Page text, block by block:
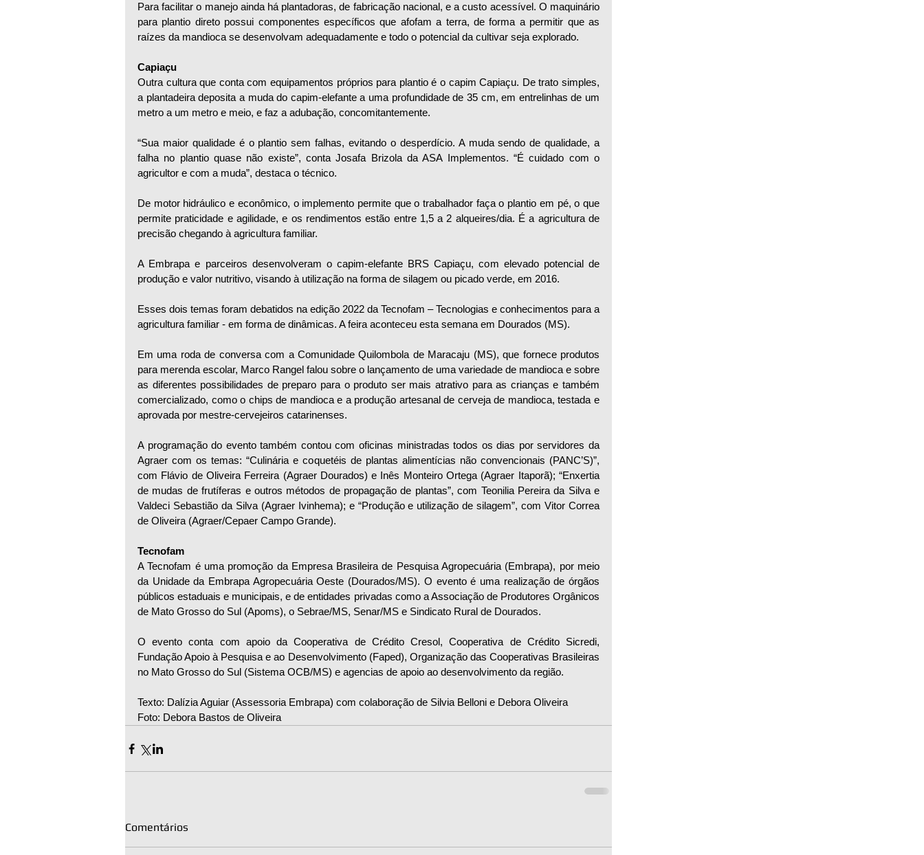
Para facilitar o manejo ainda há plantadoras, de fabricação nacional, e a custo acessível. O maquinário
para plantio direto possui componentes específicos que afofam a terra, de forma a permitir que as
raízes da mandioca se desenvolvam adequadamente e todo o potencial da cultivar seja explorado.
Capiaçu
Outra cultura que conta com equipamentos próprios para plantio é o capim Capiaçu. De trato simples,
a plantadeira deposita a muda do capim-elefante a uma profundidade de 35 cm, em entrelinhas de um
metro a um metro e meio, e faz a adubação, concomitantemente.
“Sua maior qualidade é o plantio sem falhas, evitando o desperdício. A muda sendo de qualidade, a
falha no plantio quase não existe”, conta Josafa Brizola da ASA Implementos. “É cuidado com o
agricultor e com a muda”, destaca o técnico.
De motor hidráulico e econômico, o implemento permite que o trabalhador faça o plantio em pé, o que
permite praticidade e agilidade, e os rendimentos estão entre 1,5 a 2 alqueires/dia. É a agricultura de
precisão chegando à agricultura familiar.
A Embrapa e parceiros desenvolveram o capim-elefante BRS Capiaçu, com elevado potencial de
produção e valor nutritivo, visando à utilização na forma de silagem ou picado verde, em 2016.
Esses dois temas foram debatidos na edição 2022 da Tecnofam – Tecnologias e conhecimentos para a
agricultura familiar - em forma de dinâmicas. A feira aconteceu esta semana em Dourados (MS).
Em uma roda de conversa com a Comunidade Quilombola de Maracaju (MS), que fornece produtos
para merenda escolar, Marco Rangel falou sobre o lançamento de uma variedade de mandioca e sobre
as diferentes possibilidades de preparo para o produto ser mais atrativo para as crianças e também
comercializado, como o chips de mandioca e a produção artesanal de cerveja de mandioca, testada e
aprovada por mestre-cervejeiros catarinenses.
A programação do evento também contou com oficinas ministradas todos os dias por servidores da
Agraer com os temas: “Culinária e coquetéis de plantas alimentícias não convencionais (PANC’S)”,
com Flávio de Oliveira Ferreira (Agraer Dourados) e Inês Monteiro Ortega (Agraer Itaporã); “Enxertia
de mudas de frutíferas e outros métodos de propagação de plantas”, com Teonilia Pereira da Silva e
Valdeci Sebastião da Silva (Agraer Ivinhema); e “Produção e utilização de silagem”, com Vitor Correa
de Oliveira (Agraer/Cepaer Campo Grande).
Tecnofam
A Tecnofam é uma promoção da Empresa Brasileira de Pesquisa Agropecuária (Embrapa), por meio
da Unidade da Embrapa Agropecuária Oeste (Dourados/MS). O evento é uma realização de órgãos
públicos estaduais e municipais, e de entidades privadas como a Associação de Produtores Orgânicos
de Mato Grosso do Sul (Apoms), o Sebrae/MS, Senar/MS e Sindicato Rural de Dourados.
O evento conta com apoio da Cooperativa de Crédito Cresol, Cooperativa de Crédito Sicredi,
Fundação Apoio à Pesquisa e ao Desenvolvimento (Faped), Organização das Cooperativas Brasileiras
no Mato Grosso do Sul (Sistema OCB/MS) e agencias de apoio ao desenvolvimento da região.
Texto: Dalízia Aguiar (Assessoria Embrapa) com colaboração de Silvia Belloni e Debora Oliveira
Foto: Debora Bastos de Oliveira
Comentários